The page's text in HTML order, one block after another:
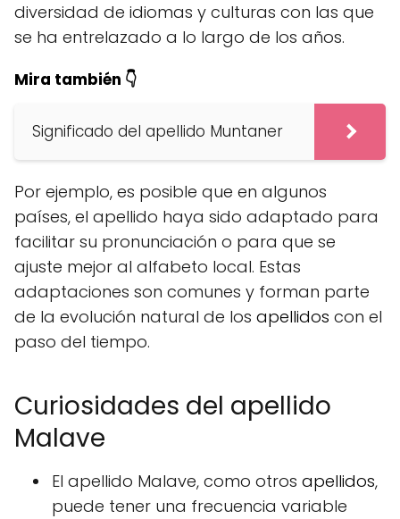
diversidad de idiomas y culturas con las que
se ha entrelazado a lo largo de los años.
Mira también 👇
Significado del apellido Muntaner
Por ejemplo, es posible que en algunos
países, el apellido haya sido adaptado para
facilitar su pronunciación o para que se
ajuste mejor al alfabeto local. Estas
adaptaciones son comunes y forman parte
de la evolución natural de los apellidos con el
paso del tiempo.
Curiosidades del apellido
Malave
El apellido Malave, como otros apellidos,
puede tener una frecuencia variable